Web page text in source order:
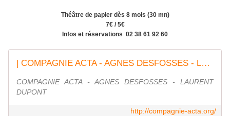
Théâtre de papier dès 8 mois (30 mn)
7€ / 5€
Infos et réservations 02 38 61 92 60
| COMPAGNIE ACTA - AGNES DESFOSSES - LAURENT DUPONT
COMPAGNIE ACTA - AGNES DESFOSSES - LAURENT
DUPONT
http://compagnie-acta.org/